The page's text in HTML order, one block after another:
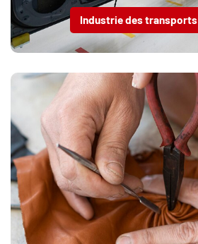
Industrie des transports